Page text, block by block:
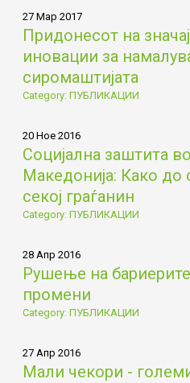
27 Мар 2017
Придонесот на
иновации за
сиромаштијата
Category: ПУБЛИКАЦИИ
20 Ное 2016
Социјална заштита
Македонија: Како до
секој граѓанин
Category: ПУБЛИКАЦИИ
28 Апр 2016
Рушење на
промени
Category: ПУБЛИКАЦИИ
27 Апр 2016
Мали чекори -